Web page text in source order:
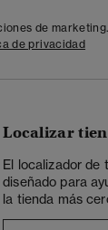
de
de privacidad
Localizar
El localizador de
diseñado para
la tienda más